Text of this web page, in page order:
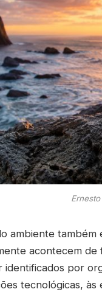
ambiente
acontecem
identificados por
tecnológicas,